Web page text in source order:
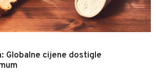
Globalne cijene dostigle